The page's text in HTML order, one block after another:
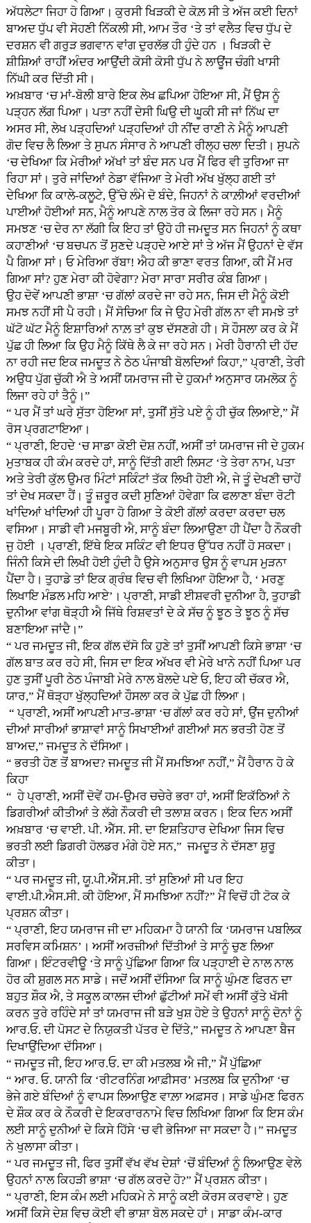
ਅੱਧਲੇਟਾ ਜਿਹਾ ਹੋ ਗਿਆ। ਕੁਰਸੀ ਖਿੜਕੀ ਦੇ ਕੋਲ਼ ਸੀ ਤੇ ਅੱਜ ਕਈ ਦਿਨਾਂ
ਬਾਅਦ ਧੁੱਪ ਵੀ ਸੋਹਣੀ ਨਿੱਕਲੀ ਸੀ, ਆਮ ਤੌਰ ‘ਤੇ ਤਾਂ ਵਲੈਤ ਵਿਚ ਧੁੱਪ ਦੇ
ਦਰਸ਼ਨ ਵੀ ਗਰੁੜ ਭਗਵਾਨ ਵਾਂਗ ਦੁਰਲੱਭ ਹੀ ਹੁੰਦੇ ਹਨ । ਖਿੜਕੀ ਦੇ
ਸ਼ੀਸ਼ਿਆਂ ਰਾਹੀਂ ਅੰਦਰ ਆਉਂਦੀ ਕੋਸੀ ਕੋਸੀ ਧੁੱਪ ਨੇ ਲਾਊਂਜ ਚੰਗੀ ਖਾਸੀ
ਨਿੱਘੀ ਕਰ ਦਿੱਤੀ ਸੀ।
ਅਖ਼ਬਾਰ ‘ਚ ਮਾਂ-ਬੋਲੀ ਬਾਰੇ ਇਕ ਲੇਖ ਛਪਿਆ ਹੋਇਆ ਸੀ, ਮੈਂ ਉਸ ਨੂੰ
ਪੜ੍ਹਨ ਲੱਗ ਪਿਆ। ਪਤਾ ਨਹੀਂ ਦੇਸੀ ਘਿਉ ਦੀ ਘੂਕੀ ਸੀ ਜਾਂ ਨਿੱਘ ਦਾ
ਅਸਰ ਸੀ, ਲੇਖ ਪੜ੍ਹਦਿਆਂ ਪੜ੍ਹਦਿਆਂ ਹੀ ਨੀਂਦ ਰਾਣੀ ਨੇ ਮੈਨੂੰ ਆਪਣੀ
ਗੋਦ ਵਿਚ ਲੈ ਲਿਆ ਤੇ ਸੁਪਨ ਸੰਸਾਰ ਨੇ ਆਪਣੀ ਰੀਲ੍ਹ ਚਲਾ ਦਿਤੀ। ਸੁਪਨੇ
‘ਚ ਦੇਖਿਆ ਕਿ ਮੇਰੀਆਂ ਅੱਖਾਂ ਤਾਂ ਬੰਦ ਸਨ ਪਰ ਮੈਂ ਫਿਰ ਵੀ ਤੁਰਿਆ ਜਾ
ਰਿਹਾ ਸਾਂ। ਤੁਰੇ ਜਾਂਦਿਆਂ ਠੇਡਾ ਵੱਜਿਆ ਤੇ ਮੇਰੀ ਅੱਖ ਖੁੱਲ੍ਹ ਗਈ ਤਾਂ
ਦੇਖਿਆ ਕਿ ਕਾਲੇ-ਕਲੂਟੇ, ਉੱਚੇ ਲੰਮੇ ਦੋ ਬੰਦੇ, ਜਿਹਨਾਂ ਨੇ ਕਾਲ਼ੀਆਂ ਵਰਦੀਆਂ
ਪਾਈਆਂ ਹੋਈਆਂ ਸਨ, ਮੈਨੂੰ ਆਪਣੇ ਨਾਲ ਤੋਰ ਕੇ ਲਿਜਾ ਰਹੇ ਸਨ। ਮੈਨੂੰ
ਸਮਝਣ ‘ਚ ਦੇਰ ਨਾ ਲੱਗੀ ਕਿ ਇਹ ਤਾਂ ਉਹੋ ਹੀ ਜਮਦੂਤ ਸਨ ਜਿਹਨਾਂ ਨੂੰ ਕਥਾ
ਕਹਾਣੀਆਂ ‘ਚ ਬਚਪਨ ਤੋਂ ਸੁਣਦੇ ਪੜ੍ਹਦੇ ਆਏ ਸਾਂ ਤੇ ਅੱਜ ਮੈਂ ਉਹਨਾਂ ਦੇ ਵੱਸ
ਪੈ ਗਿਆ ਸਾਂ। ਓ ਮੇਰਿਆ ਰੱਬਾ! ਐਹ ਕੀ ਭਾਣਾ ਵਰਤ ਗਿਆ, ਕੀ ਮੈਂ ਮਰ
ਗਿਆ ਸਾਂ? ਹੁਣ ਮੇਰਾ ਕੀ ਹੋਵੇਗਾ? ਮੇਰਾ ਸਾਰਾ ਸਰੀਰ ਕੰਬ ਗਿਆ।
ਉਹ ਦੋਵੇਂ ਆਪਣੀ ਭਾਸ਼ਾ ‘ਚ ਗੱਲਾਂ ਕਰਦੇ ਜਾ ਰਹੇ ਸਨ, ਜਿਸ ਦੀ ਮੈਨੂੰ ਕੋਈ
ਸਮਝ ਨਹੀਂ ਸੀ ਪੈ ਰਹੀ। ਮੈਂ ਸੋਚਿਆ ਕਿ ਜੇ ਉਹ ਮੇਰੀ ਗੱਲ ਨਾ ਵੀ ਸਮਝੇ ਤਾਂ
ਘੱਟੋ ਘੱਟ ਮੈਨੂੰ ਇਸ਼ਾਰਿਆਂ ਨਾਲ਼ ਤਾਂ ਕੁਝ ਦੱਸਣਗੇ ਹੀ। ਸੋ ਹੌਸਲਾ ਕਰ ਕੇ ਮੈਂ
ਪੁੱਛ ਹੀ ਲਿਆ ਕਿ ਉਹ ਮੈਨੂੰ ਕਿੱਥੇ ਲੈ ਕੇ ਜਾ ਰਹੇ ਸਨ। ਮੇਰੀ ਹੈਰਾਨੀ ਦੀ ਹੱਦ
ਨਾ ਰਹੀ ਜਦ ਇਕ ਜਮਦੂਤ ਨੇ ਠੇਠ ਪੰਜਾਬੀ ਬੋਲਦਿਆਂ ਕਿਹਾ,” ਪ੍ਰਾਣੀ, ਤੇਰੀ
ਅਉਧ ਪੁੱਗ ਚੁੱਕੀ ਐ ਤੇ ਅਸੀਂ ਯਮਰਾਜ ਜੀ ਦੇ ਹੁਕਮਾਂ ਅਨੁਸਾਰ ਯਮਲੋਕ ਨੂੰ
ਲਿਜਾ ਰਹੇ ਹਾਂ ਤੈਨੂੰ।”
“ ਪਰ ਮੈਂ ਤਾਂ ਘਰੇ ਸੁੱਤਾ ਹੋਇਆ ਸਾਂ, ਤੁਸੀਂ ਸੁੱਤੇ ਪਏ ਨੂੰ ਹੀ ਚੁੱਕ ਲਿਆਏ,” ਮੈਂ
ਰੋਸ ਪ੍ਰਗਟਾਇਆ।
“ ਪ੍ਰਾਣੀ, ਇਹਦੇ ‘ਚ ਸਾਡਾ ਕੋਈ ਦੋਸ਼ ਨਹੀਂ, ਅਸੀਂ ਤਾਂ ਯਮਰਾਜ ਜੀ ਦੇ ਹੁਕਮ
ਮੁਤਾਬਕ ਹੀ ਕੰਮ ਕਰਦੇ ਹਾਂ, ਸਾਨੂੰ ਦਿੱਤੀ ਗਈ ਲਿਸਟ ‘ਤੇ ਤੇਰਾ ਨਾਮ, ਪਤਾ
ਅਤੇ ਤੇਰੀ ਕੁੱਲ ਉਮਰ ਮਿੰਟਾਂ ਸਕਿੰਟਾਂ ਤੱਕ ਲਿਖੀ ਹੋਈ ਐ, ਜੇ ਤੂੰ ਦੇਖਣੀ ਚਾਹੇਂ
ਤਾਂ ਦੇਖ ਸਕਦਾ ਹੈਂ। ਤੂੰ ਜ਼ਰੂਰ ਕਦੀ ਸੁਣਿਆਂ ਹੋਵੇਗਾ ਕਿ ਫਲਾਣਾ ਬੰਦਾ ਰੋਟੀ
ਖਾਂਦਿਆਂ ਖਾਂਦਿਆਂ ਹੀ ਪੂਰਾ ਹੋ ਗਿਆ ਤੇ ਕੋਈ ਗੱਲਾਂ ਕਰਦਾ ਕਰਦਾ ਚਲ
ਵਸਿਆ। ਸਾਡੀ ਵੀ ਮਜਬੂਰੀ ਐ, ਸਾਨੂੰ ਬੰਦਾ ਲਿਆਉਣਾ ਹੀ ਪੈਂਦਾ ਹੈ ਨੌਕਰੀ
ਜੁ ਹੋਈ । ਪ੍ਰਾਣੀ, ਇੱਥੇ ਇਕ ਸਕਿੰਟ ਵੀ ਇਧਰ ਉੱਧਰ ਨਹੀਂ ਹੋ ਸਕਦਾ।
ਜਿੰਨੀ ਕਿਸੇ ਦੀ ਲਿਖੀ ਹੋਈ ਹੁੰਦੀ ਹੈ ਉਸੇ ਅਨੁਸਾਰ ਉਸ ਨੂੰ ਵਾਪਸ ਮੁੜਨਾ
ਪੈਂਦਾ ਹੈ। ਤੁਹਾਡੇ ਤਾਂ ਇਕ ਗ੍ਰੰਥ ਵਿਚ ਵੀ ਲਿਖਿਆ ਹੋਇਆ ਹੈ, ‘ ਮਰਣੁ
ਲਿਖਾਇ ਮੰਡਲ ਮਹਿ ਆਏ’। ਪ੍ਰਾਣੀ, ਸਾਡੀ ਈਸ਼ਵਰੀ ਦੁਨੀਆ ਹੈ, ਤੁਹਾਡੀ
ਦੁਨੀਆ ਵਾਂਗ ਥੋੜ੍ਹੀ ਐ ਜਿੱਥੇ ਰਿਸ਼ਵਤਾਂ ਦੇ ਕੇ ਸੱਚ ਨੂੰ ਝੂਠ ਤੇ ਝੂਠ ਨੂੰ ਸੱਚ
ਬਣਾਇਆ ਜਾਂਦੈ।”
“ ਪਰ ਜਮਦੂਤ ਜੀ, ਇਕ ਗੱਲ ਦੱਸੋ ਕਿ ਹੁਣੇ ਤਾਂ ਤੁਸੀਂ ਆਪਣੀ ਕਿਸੇ ਭਾਸ਼ਾ ‘ਚ
ਗੱਲ ਬਾਤ ਕਰ ਰਹੇ ਸੀ, ਜਿਸ ਦਾ ਇਕ ਅੱਖਰ ਵੀ ਮੇਰੇ ਖਾਨੇ ਨਹੀਂ ਪਿਆ ਪਰ
ਹੁਣ ਤੁਸੀਂ ਪੂਰੀ ਠੇਠ ਪੰਜਾਬੀ ਮੇਰੇ ਨਾਲ ਬੋਲਦੇ ਪਏ ਓ, ਇਹ ਕੀ ਚੱਕਰ ਐ,
ਯਾਰ,” ਮੈਂ ਥੋੜ੍ਹਾ ਖੁੱਲ੍ਹਦਿਆਂ ਹੌਸਲਾ ਕਰ ਕੇ ਪੁੱਛ ਹੀ ਲਿਆ।
“ ਪ੍ਰਾਣੀ, ਅਸੀਂ ਆਪਣੀ ਮਾਤ-ਭਾਸ਼ਾ ‘ਚ ਗੱਲਾਂ ਕਰ ਰਹੇ ਸਾਂ, ਉਂਜ ਦੁਨੀਆਂ
ਦੀਆਂ ਸਾਰੀਆਂ ਭਾਸ਼ਾਵਾਂ ਸਾਨੂੰ ਸਿਖਾਈਆਂ ਗਈਆਂ ਸਨ ਭਰਤੀ ਹੋਣ ਤੋਂ
ਬਾਅਦ,” ਜਮਦੂਤ ਨੇ ਦੱਸਿਆ।
“ ਭਰਤੀ ਹੋਣ ਤੋਂ ਬਾਅਦ? ਜਮਦੂਤ ਜੀ ਮੈਂ ਸਮਝਿਆ ਨਹੀਂ,” ਮੈਂ ਹੈਰਾਨ ਹੋ ਕੇ
ਕਿਹਾ
“ ਹੇ ਪ੍ਰਾਣੀ, ਅਸੀਂ ਦੋਵੇਂ ਹਮ-ਉਮਰ ਚਚੇਰੇ ਭਰਾ ਹਾਂ, ਅਸੀਂ ਇਕੱਠਿਆਂ ਨੇ
ਡਿਗਰੀਆਂ ਕੀਤੀਆਂ ਤੇ ਲੱਗੇ ਨੌਕਰੀ ਦੀ ਤਲਾਸ਼ ਕਰਨ। ਇਕ ਦਿਨ ਅਸੀਂ
ਅਖ਼ਬਾਰ ‘ਚ ਵਾਈ. ਪੀ. ਐੱਸ. ਸੀ. ਦਾ ਇਸ਼ਤਿਹਾਰ ਦੇਖਿਆ ਜਿਸ ਵਿਚ
ਭਰਤੀ ਲਈ ਡਿਗਰੀ ਹੋਲਡਰ ਮੰਗੇ ਹੋਏ ਸਨ,” ਜਮਦੂਤ ਨੇ ਦੱਸਣਾ ਸ਼ੁਰੂ
ਕੀਤਾ।
“ ਪਰ ਜਮਦੂਤ ਜੀ, ਯੂ.ਪੀ.ਐੱਸ.ਸੀ. ਤਾਂ ਸੁਣਿਆਂ ਸੀ ਪਰ ਇਹ
ਵਾਈ.ਪੀ.ਐਸ.ਸੀ. ਕੀ ਹੋਇਆ, ਮੈਂ ਸਮਝਿਆ ਨਹੀਂ?” ਮੈਂ ਵਿਚੋਂ ਹੀ ਟੋਕ ਕੇ
ਪ੍ਰਸ਼ਨ ਕੀਤਾ।
“ ਪ੍ਰਾਣੀ, ਇਹ ਯਮਰਾਜ ਜੀ ਦਾ ਮਹਿਕਮਾ ਹੈ ਯਾਨੀ ਕਿ ‘ਯਮਰਾਜ ਪਬਲਿਕ
ਸਰਵਿਸ ਕਮਿਸ਼ਨ’। ਅਸੀਂ ਅਰਜ਼ੀਆਂ ਦਿੱਤੀਆਂ ਤੇ ਸਾਨੂੰ ਚੁਣ ਲਿਆ
ਗਿਆ। ਇੰਟਰਵੀਊ ‘ਤੇ ਸਾਨੂੰ ਪੁੱਛਿਆ ਗਿਆ ਕਿ ਪੜ੍ਹਾਈ ਦੇ ਨਾਲ ਨਾਲ
ਹੋਰ ਕੀ ਸ਼ੁਗਲ ਸਨ ਸਾਡੇ। ਜਦੋਂ ਅਸੀਂ ਦੱਸਿਆ ਕਿ ਸਾਨੂੰ ਘੁੰਮਣ ਫਿਰਨ ਦਾ
ਬਹੁਤ ਸ਼ੌਕ ਐ, ਤੇ ਸਕੂਲ ਕਾਲਜ ਦੀਆਂ ਛੁੱਟੀਆਂ ਸਮੇਂ ਵੀ ਅਸੀਂ ਕੁੱਤੇ ਖੱਸੀ
ਕਰਨ ਤੁਰੇ ਰਹਿੰਦੇ ਸਾਂ ਤਾਂ ਯਮਰਾਜ ਜੀ ਬੜੇ ਖੁਸ਼ ਹੋਏ ਤੇ ਉਹਨਾਂ ਸਾਨੂੰ ਦੋਨਾਂ ਨੂੰ
ਆਰ.ਓ. ਦੀ ਪੋਸਟ ਦੇ ਨਿਯੁਕਤੀ ਪੱਤਰ ਦੇ ਦਿੱਤੇ,” ਜਮਦੂਤ ਨੇ ਆਪਣਾ ਬੈਜ
ਦਿਖਾਉਂਦਿਆ ਦੱਸਿਆ।
“ ਜਮਦੂਤ ਜੀ, ਇਹ ਆਰ.ਓ. ਦਾ ਕੀ ਮਤਲਬ ਐ ਜੀ,” ਮੈਂ ਪੁੱਛਿਆ
“ ਆਰ. ਓ. ਯਾਨੀ ਕਿ ‘ਰੀਟਰਨਿੰਗ ਆਫ਼ੀਸਰ’ ਮਤਲਬ ਕਿ ਦੁਨੀਆ ‘ਚ
ਭੇਜੇ ਗਏ ਬੰਦਿਆਂ ਨੂੰ ਵਾਪਸ ਲਿਆਉਣ ਵਾਲ਼ਾ ਅਫ਼ਸਰ। ਸਾਡੇ ਘੁੰਮਣ ਫਿਰਨ
ਦੇ ਸ਼ੌਕ ਕਰ ਕੇ ਨੌਕਰੀ ਦੇ ਇਕਰਾਰਨਾਮੇ ਵਿਚ ਲਿਖਿਆ ਗਿਆ ਕਿ ਇਸ ਕੰਮ
ਲਈ ਸਾਨੂੰ ਦੁਨੀਆਂ ਦੇ ਕਿਸੇ ਹਿੱਸੇ ‘ਚ ਵੀ ਭੇਜਿਆ ਜਾ ਸਕਦਾ ਹੈ।” ਜਮਦੂਤ
ਨੇ ਖੁਲਾਸਾ ਕੀਤਾ।
“ ਪਰ ਜਮਦੂਤ ਜੀ, ਫਿਰ ਤੁਸੀਂ ਵੱਖ ਵੱਖ ਦੇਸ਼ਾਂ ‘ਚੋਂ ਬੰਦਿਆਂ ਨੂੰ ਲਿਆਉਣ ਵੇਲੇ
ਉਹਨਾਂ ਨਾਲ ਕਿਹੜੀ ਭਾਸ਼ਾ ‘ਚ ਗੱਲ ਕਰਦੇ ਹੋ?” ਮੈਂ ਪ੍ਰਸ਼ਨ ਕੀਤਾ।
“ ਪ੍ਰਾਣੀ, ਇਸ ਕੰਮ ਲਈ ਮਹਿਕਮੇ ਨੇ ਸਾਨੂੰ ਕਈ ਕੋਰਸ ਕਰਵਾਏ। ਹੁਣ
ਅਸੀਂ ਕਿਸੇ ਦੇਸ਼ ਵਿਚ ਕੋਈ ਵੀ ਭਾਸ਼ਾ ਬੋਲ ਸਕਦੇ ਹਾਂ। ਸਾਡਾ ਕੰਮ-ਕਾਰ